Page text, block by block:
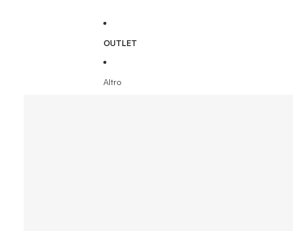
OUTLET
Altro